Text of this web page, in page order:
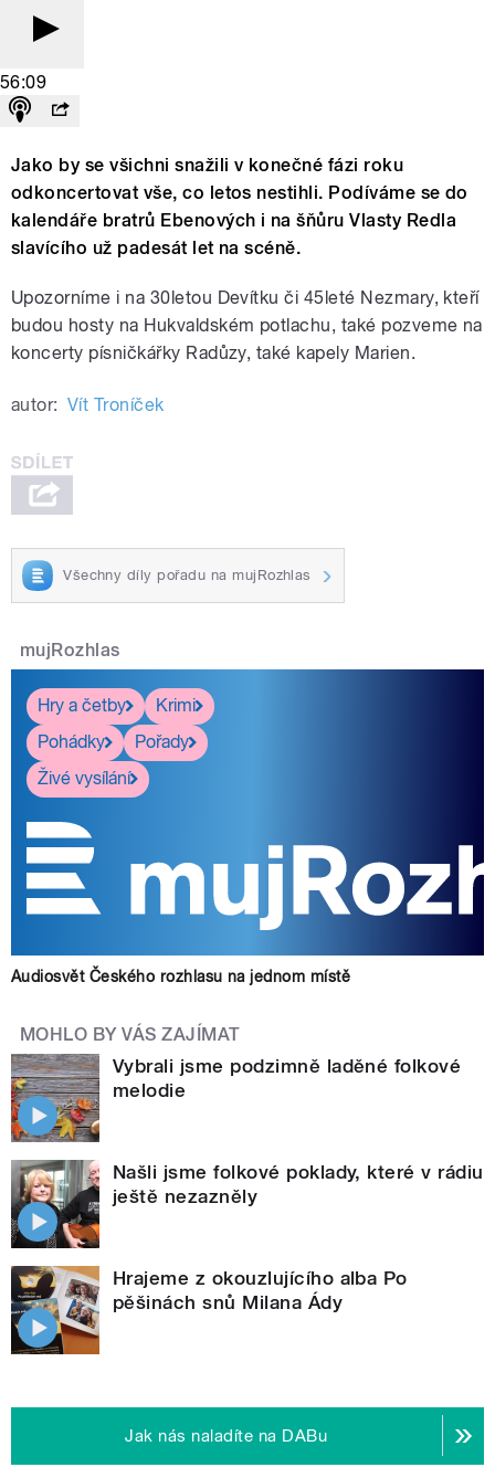
56:09
Jako by se všichni snažili v konečné fázi roku
odkoncertovat vše, co letos nestihli. Podíváme se do
kalendáře bratrů Ebenových i na šňůru Vlasty Redla
slavícího už padesát let na scéně.
Upozorníme i na 30letou Devítku či 45leté Nezmary, kteří
budou hosty na Hukvaldském potlachu, také pozveme na
koncerty písničkářky Radůzy, také kapely Marien.
autor: Vít Troníček
Všechny díly pořadu na mujRozhlas
mujRozhlas
Hry a četby
Krimi
Pohádky
Pořady
Živé vysílání
Audiosvět Českého rozhlasu na jednom místě
MOHLO BY VÁS ZAJÍMAT
Vybrali jsme podzimně laděné folkové
melodie
Našli jsme folkové poklady, které v rádiu
ještě nezazněly
Hrajeme z okouzlujícího alba Po
pěšinách snů Milana Ády
Jak nás naladíte na DABu